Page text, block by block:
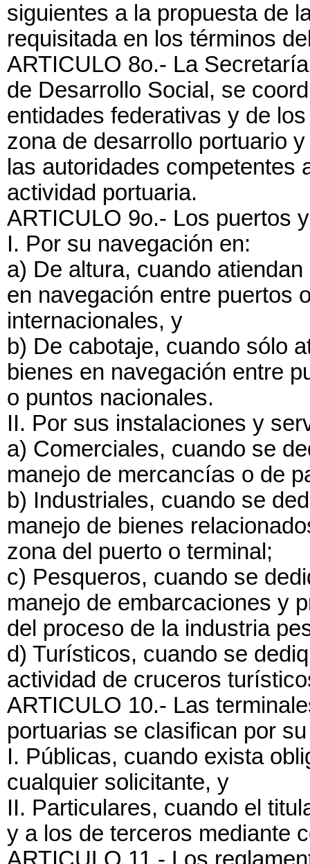
siguientes a la propuesta de
requisitada en los términos
ARTICULO 8o.- La
de Desarrollo Social, se
entidades federativas y de
zona de desarrollo portuario
las autoridades
actividad portuaria.
ARTICULO 9o.- Los puertos
I. Por su navegación en:
a) De altura, cuando
en navegación entre puertos
internacionales, y
b) De cabotaje, cuando sólo
bienes en navegación entre
o puntos nacionales.
II. Por sus instalaciones y
a) Comerciales, cuando se
manejo de mercancías o de
b) Industriales, cuando se
manejo de bienes
zona del puerto o terminal;
c) Pesqueros, cuando se
manejo de embarcaciones y
del proceso de la industria
d) Turísticos, cuando se
actividad de cruceros
ARTICULO 10.- Las
portuarias se clasifican por
I. Públicas, cuando exista
cualquier solicitante, y
II. Particulares, cuando el
y a los de terceros mediante